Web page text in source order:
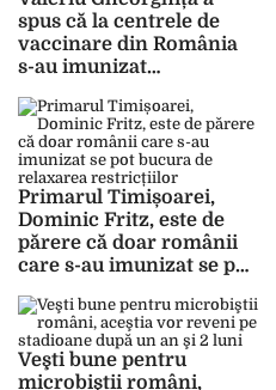
spus că la centrele de
vaccinare din România
s-au imunizat
cetățeni străini
Primarul Timișoarei,
Dominic Fritz, este de
părere că doar românii
care s-au imunizat se pot
restricțiilor
Veşti bune pentru
microbiştii români,